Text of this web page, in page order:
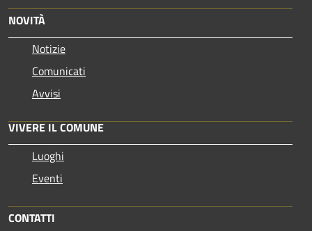
NOVITÀ
Notizie
Comunicati
Avvisi
VIVERE IL COMUNE
Luoghi
Eventi
CONTATTI